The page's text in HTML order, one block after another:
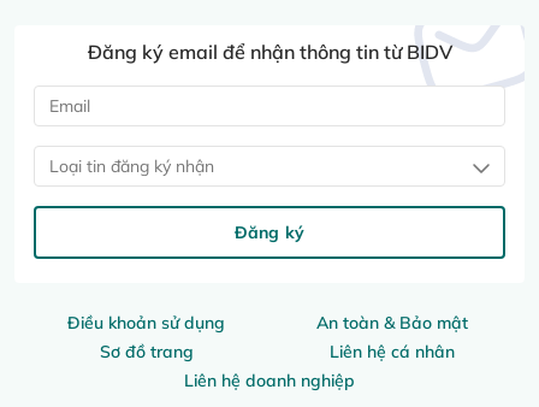
Điều khoản sử dụng
An toàn & Bảo mật
Sơ đồ trang
Liên hệ cá nhân
Liên hệ doanh nghiệp
Đăng ký email để nhận thông tin từ BIDV
Loại tin đăng ký nhận
Đăng ký